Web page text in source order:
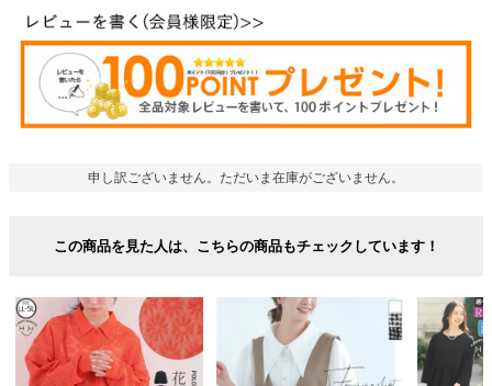
申し訳ございません。ただいま在庫がございません。
この商品を見た人は、こちらの商品もチェックしています！